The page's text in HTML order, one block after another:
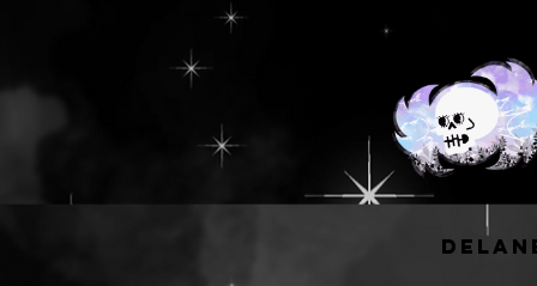
• 𝐠𝐫𝐞𝐞𝐧 𝐢𝐫𝐢𝐝 𝐦𝐲𝐥𝐚𝐫
𝘺𝘰𝘶 𝘵𝘩𝘢𝘵 𝘵𝘩𝘢𝘵 𝘷𝘢𝘭𝘦𝘯𝘵𝘪𝘯𝘦
𝘧𝘰𝘳 𝘧𝘰𝘳 𝘴𝘪𝘻𝘦 𝘵𝘩𝘦𝘮𝘦 𝘵𝘩𝘦𝘮𝘦 𝘰𝘧
𝘱𝘢𝘭𝘦𝘵𝘵𝘦 𝘱𝘢𝘭𝘦𝘵𝘵𝘦 𝘱𝘢𝘭𝘦𝘵𝘵𝘦!
ＴＨＲＯＷ ＹＯＵＲ ＢＡＴ Ｉ
• 𝟑𝐌𝐌 𝐫𝐞𝐝 𝐛𝐨𝐰𝐬
• .𝟐/.𝟑/.𝟒/𝟏/𝟐.𝟓 𝐢𝐫𝐢𝐝 𝐡𝐨𝐭